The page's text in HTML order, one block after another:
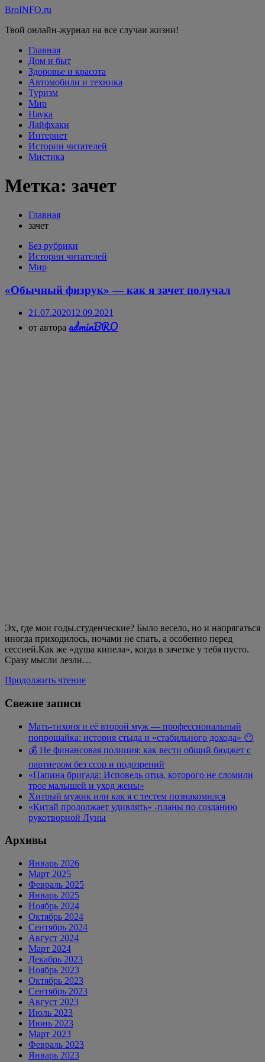
Перейти
содержимому
BroINFO.ru
Твой онлайн-журнал на все случаи жизни!
Главная
Дом и быт
Здоровье и красота
Автомобили и техника
Туризм
Мир
Наука
Лайфхаки
Интернет
Истории читателей
Мистика
Метка: зачет
Главная
зачет
Без рубрики
Истории читателей
Мир
«Обычный физрук» — как я зачет получал
21.07.202012.09.2021
от автора adminBRO
Эх, где мои годы.студенческие? Было весело, но и напрягаться
иногда приходилось, ночами не спать, а особенно перед
сессией.Как же «душа кипела», когда в зачетке у тебя пусто.
Сразу мысли лезли…
Продолжить чтение
Свежие записи
Мать-тихоня и её второй муж — профессиональный
попрошайка: история стыда и «стабильного дохода» 😶
💰 Не финансовая полиция: как вести общий бюджет с
партнером без ссор и подозрений
«Папина бригада: Исповедь отца, которого не сломили
трое малышей и уход жены»
Хитрый мужик или как я с тестем познакомился
«Китай продолжает удивлять» -планы по созданию
рукотворной Луны
Архивы
Январь 2026
Март 2025
Февраль 2025
Январь 2025
Ноябрь 2024
Октябрь 2024
Сентябрь 2024
Август 2024
Март 2024
Декабрь 2023
Ноябрь 2023
Октябрь 2023
Сентябрь 2023
Август 2023
Июль 2023
Июнь 2023
Март 2023
Февраль 2023
Январь 2023